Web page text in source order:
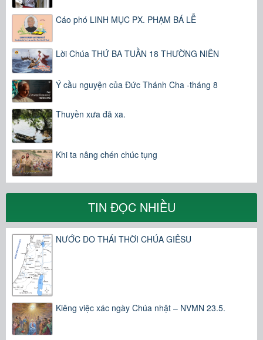
Cáo phó LINH MỤC PX. PHẠM BÁ LỄ
Lời Chúa THỨ BA TUẦN 18 THƯỜNG NIÊN
Ý cầu nguyện của Đức Thánh Cha -tháng 8
Thuyền xưa đã xa.
Khi ta nâng chén chúc tụng
TIN ĐỌC NHIỀU
NƯỚC DO THÁI THỜI CHÚA GIÊSU
Kiêng việc xác ngày Chúa nhật – NVMN 23.5.